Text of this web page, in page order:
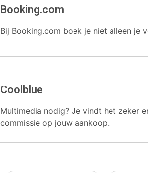
Booking.com
Bij Booking.com boek je niet alleen je
Coolblue
Multimedia nodig? Je vindt het zeker
commissie op jouw aankoop.